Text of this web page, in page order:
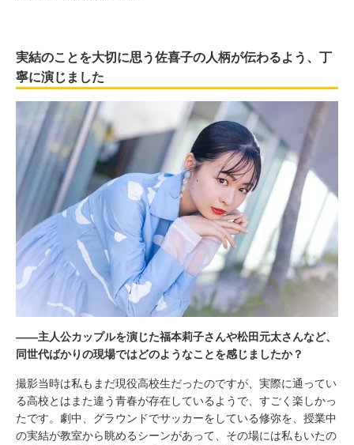
実結のことを大切に思う佐喜子の人柄が伝わるよう、丁
寧に演じました
――主人公カップルを演じた福本莉子さんや松田元太さんなど、
同世代ばかりの現場ではどのようなことを感じましたか？
撮影当時は私もまだ現役高校生だったのですが、実際に通ってい
る高校とはまた違う青春が存在しているようで、すごく楽しかっ
たです。劇中、グラウンドでサッカーをしている修弥を、授業中
の実結が教室から眺めるシーンがあって、その場には私もいたの